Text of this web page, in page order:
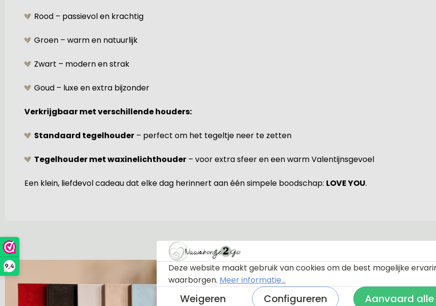
9,4
Rood – passievol en krachtig
Groen – warm en natuurlijk
Zwart – modern en strak
Goud – luxe en extra bijzonder
Verkrijgbaar met verschillende houders:
Standaard tegelhouder – perfect om het tegeltje neer te zetten
Tegelhouder met waxinelichthouder – voor extra sfeer en een warm Valentijnsgevoel
Een klein, liefdevol cadeau dat elke dag herinnert aan één simpele boodschap: LOVE YOU.
Kleuren
Deze website maakt gebruik van cookies om de best mogelijke
waarborgen. Meer informatie...
Weigeren Configureren Aanvaard